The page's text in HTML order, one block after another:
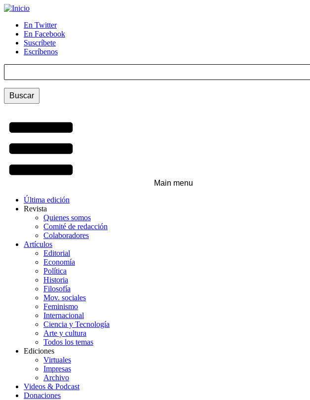
Pasar
contenido
principal
Menú
auxiliar
En Twitter
En Facebook
Suscríbete
Escríbenos
Main menu
Última edición
Revista
Quienes somos
Comité de redacción
Colaboradores
Artículos
Editorial
Economía
Política
Historia
Filosofía
Mov. sociales
Feminismo
Internacional
Ciencia y Tecnología
Arte y cultura
Todos los temas
Ediciones
Virtuales
Impresas
Archivo
Videos & Podcast
Donaciones